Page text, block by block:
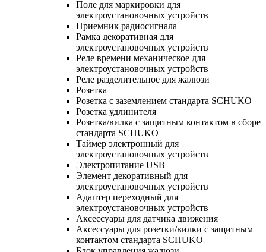
Поле для маркировки для
электроустановочных устройств
Приемник радиосигнала
Рамка декоративная для
электроустановочных устройств
Реле времени механическое для
электроустановочных устройств
Реле разделительное для жалюзи
Розетка
Розетка с заземлением стандарта SCHUKO
Розетка удлинителя
Розетка/вилка с защитным контактом в сборе
стандарта SCHUKO
Таймер электронный для
электроустановочных устройств
Электропитание USB
Элемент декоративный для
электроустановочных устройств
Адаптер переходный для
электроустановочных устройств
Аксессуары для датчика движения
Аксессуары для розетки/вилки с защитным
контактом стандарта SCHUKO